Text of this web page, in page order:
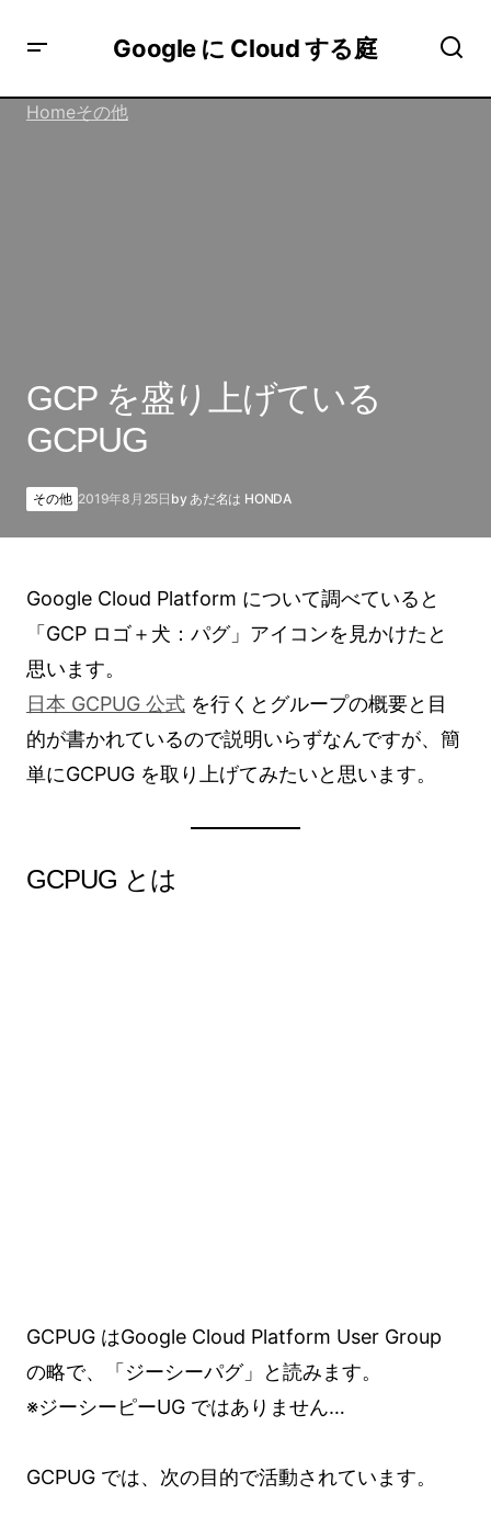
Google に Cloud する庭
Homeその他
GCP を盛り上げている
GCPUG
その他 2019年8月25日 by あだ名は HONDA
Google Cloud Platform について調べていると
「GCP ロゴ＋犬：パグ」アイコンを見かけたと
思います。
日本 GCPUG 公式 を行くとグループの概要と目
的が書かれているので説明いらずなんですが、簡
単にGCPUG を取り上げてみたいと思います。
GCPUG とは
GCPUG はGoogle Cloud Platform User Group
の略で、「ジーシーパグ」と読みます。
※ジーシーピーUG ではありません…
GCPUG では、次の目的で活動されています。